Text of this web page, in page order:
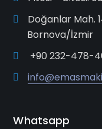
Doğanlar Mah.
Bornova/İzmir
+90 232-478-
Whatsapp